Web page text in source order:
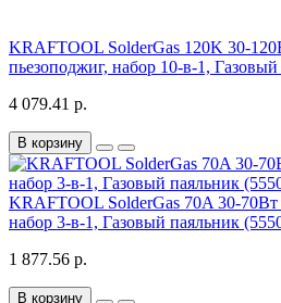
KRAFTOOL SolderGas 120K 30-
пьезоподжиг, набор 10-в-1,
4 079.41 р.
В корзину
KRAFTOOL SolderGas 70A 30-70Вт
набор 3-в-1, Газовый паяльник
1 877.56 р.
В корзину